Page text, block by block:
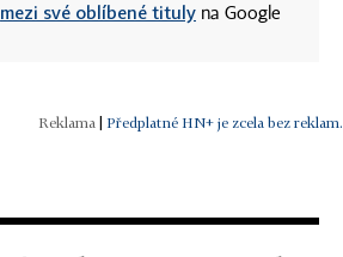
mezi své oblíbené tituly na Google
Předplatné HN+ je zcela bez reklam.